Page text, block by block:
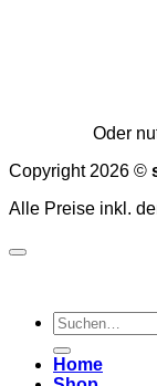
Oder
Copyright 2026 ©
Alle Preise inkl.
Suchen
nach:
Home